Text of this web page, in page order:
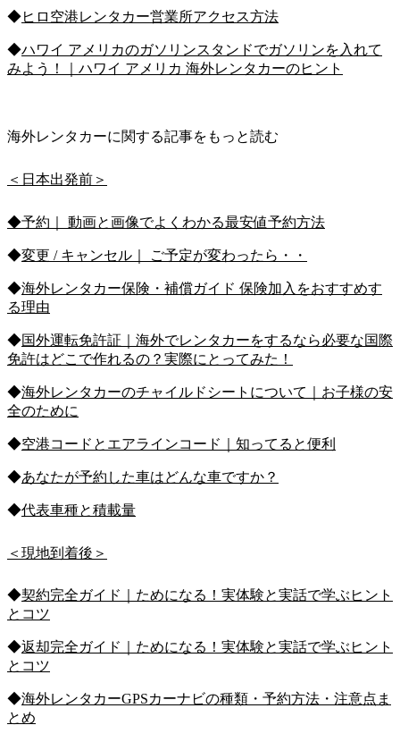
◆ヒロ空港レンタカー営業所アクセス方法
◆ハワイ アメリカのガソリンスタンドでガソリンを入れて
みよう！｜ハワイ アメリカ 海外レンタカーのヒント
海外レンタカーに関する記事をもっと読む
＜日本出発前＞
◆予約｜ 動画と画像でよくわかる最安値予約方法
◆変更 / キャンセル｜ ご予定が変わったら・・
◆海外レンタカー保険・補償ガイド 保険加入をおすすめす
る理由
◆国外運転免許証｜海外でレンタカーをするなら必要な国際
免許はどこで作れるの？実際にとってみた！
◆海外レンタカーのチャイルドシートについて｜お子様の安
全のために
◆空港コードとエアラインコード｜知ってると便利
◆あなたが予約した車はどんな車ですか？
◆代表車種と積載量
＜現地到着後＞
◆契約完全ガイド｜ためになる！実体験と実話で学ぶヒント
とコツ
◆返却完全ガイド｜ためになる！実体験と実話で学ぶヒント
とコツ
◆海外レンタカーGPSカーナビの種類・予約方法・注意点ま
とめ